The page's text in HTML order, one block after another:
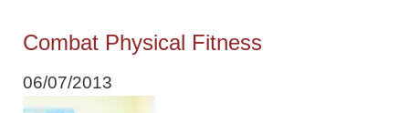
Combat Physical Fitness
06/07/2013